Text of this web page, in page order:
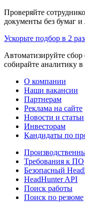
Проверяйте
документы без бумаг
Ускорьте подбор в 2
Автоматизируйте сбор
собирайте аналитику в
О компании
Наши вакансии
Партнерам
Реклама на сайте
Новости и статьи
Инвесторам
Кандидаты по
Требования к ПО
Безопасный
HeadHunter API
Поиск работы
Поиск по резюме